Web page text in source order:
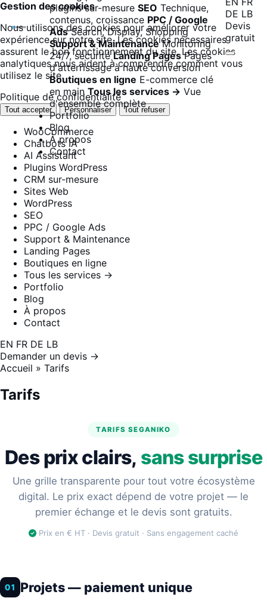
Gestion des cookies
Nous utilisons des cookies pour améliorer votre
expérience sur notre site. Les cookies nécessaires
assurent le bon fonctionnement du site. Les cookies
analytiques nous aident à comprendre comment vous
utilisez le site.
Politique de confidentialité
Tout accepter Personnaliser Tout refuser
plugins sur-mesure SEO Technique,
contenus, croissance PPC / Google
Ads Search, Display, Shopping
Support & Maintenance Monitoring
24/7, sécurité Landing Pages Pages
d'atterrissage à haute conversion
Boutiques en ligne E-commerce clé
en main Tous les services → Vue
d'ensemble complète
Portfolio
Blog
À propos
Contact
DE LB
Devis
gratuit
WooCommerce
Chatbots IA
AI Assistant
Plugins WordPress
CRM sur-mesure
Sites Web
WordPress
SEO
PPC / Google Ads
Support & Maintenance
Landing Pages
Boutiques en ligne
Tous les services →
Portfolio
Blog
À propos
Contact
EN FR DE LB
Demander un devis →
Accueil » Tarifs
Tarifs
TARIFS SEGANIKO
Des prix clairs, sans surprise
Une grille transparente pour tout votre écosystème
digital. Le prix exact dépend de votre projet — le
premier échange et le devis sont gratuits.
Prix en € HT · Devis gratuit · Sans engagement caché
01 Projets — paiement unique